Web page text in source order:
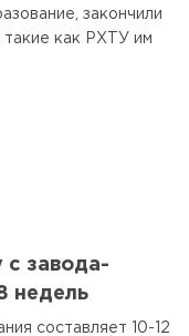
закончили
такие как РХТУ им
с завода-
недель
составляет 10-12